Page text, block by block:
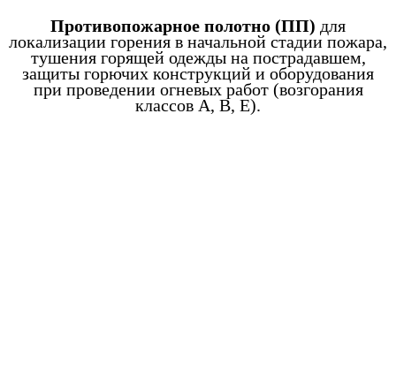
Противопожарное полотно (ПП) для
локализации горения в начальной стадии пожара,
тушения горящей одежды на пострадавшем,
защиты горючих конструкций и оборудования
при проведении огневых работ (возгорания
классов А, В, Е).